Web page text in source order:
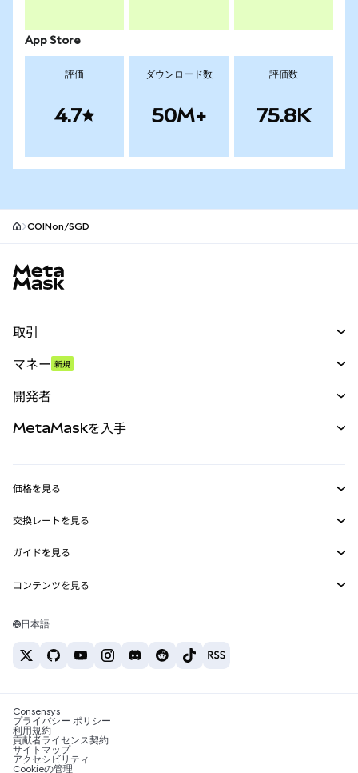
App Store
評価
4.7
ダウンロード数
50M+
評価数
75.8K
COINon/SGD
取引
パーペチュアル
RWA
マネー 新規
開発者
MetaMask Connect
Snaps
Web3サービス
MetaMaskを入手
セキュリティ
サポート
キャリア
お問い合わせ
価格を見る
イーサリアムの価格
Solanaの価格
Tetherの価格
交換レートを見る
ETH→USD
USDT→INR
BTC→INR
ETH→USDT
ガイドを見る
ETHの購入
USDTの購入
SHIBの購入
BNBの購入
コンテンツを見る
Solanaウォレット
税制関連ニュース
暗号資産の購入方法は？
ビットコインを売るには？
日本語
Consensys
プライバシー ポリシー
利用規約
貢献者ライセンス契約
サイトマップ
アクセシビリティ
Cookieの管理